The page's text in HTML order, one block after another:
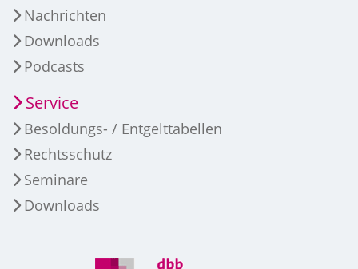
Nachrichten
Downloads
Podcasts
Service
Besoldungs- / Entgelttabellen
Rechtsschutz
Seminare
Downloads